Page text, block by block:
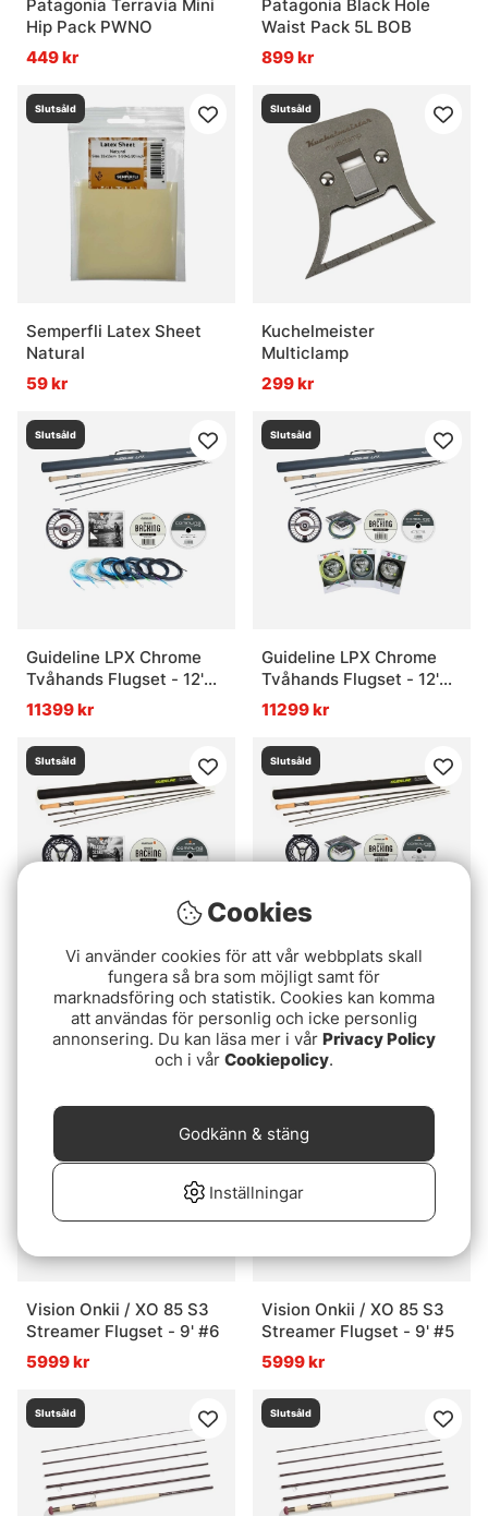
Patagonia Terravia Mini
Hip Pack PWNO
449 kr
Patagonia Black Hole
Waist Pack 5L BOB
899 kr
Slutsåld
Semperfli Latex Sheet
Natural
59 kr
Slutsåld
Kuchelmeister
Multiclamp
299 kr
Slutsåld
Guideline LPX Chrome
Tvåhands Flugset - 12'9''
#8/9
11399 kr
Slutsåld
Guideline LPX Chrome
Tvåhands Flugset - 12'6''
#7/8
11299 kr
Slutsåld
Guideline Elevation
Tvåhands Flugset - 13'
7799 kr
Slutsåld
Guideline Elevation
Tvåhands Flugset - 12'
#7/8
7299 kr
Vision Onkii / XO 85 S3
Streamer Flugset - 9' #6
5999 kr
Vision Onkii / XO 85 S3
Streamer Flugset - 9' #5
5999 kr
Slutsåld Slutsåld
Cookies
Vi använder cookies för att vår webbplats skall
fungera så bra som möjligt samt för
marknadsföring och statistik. Cookies kan komma
att användas för personlig och icke personlig
annonsering. Du kan läsa mer i vår Privacy Policy
och i vår Cookiepolicy.
Inställningar
Godkänn & stäng